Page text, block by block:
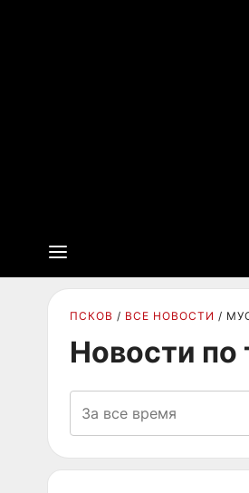
ПСКОВ ВСЕ НОВОСТИ
Новости по